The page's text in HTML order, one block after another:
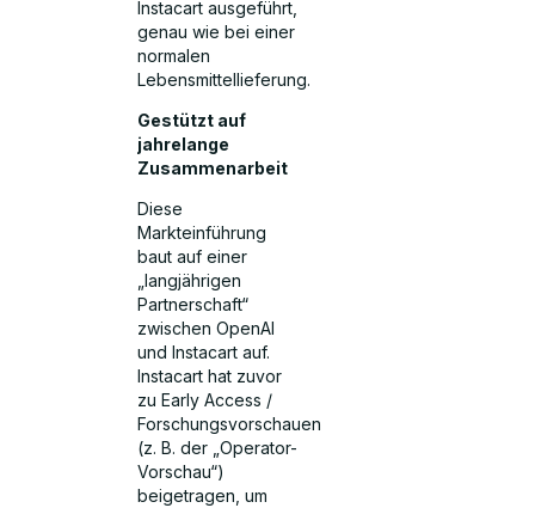
Instacart ausgeführt,
genau wie bei einer
normalen
Lebensmittellieferung.
Gestützt auf
jahrelange
Zusammenarbeit
Diese
Markteinführung
baut auf einer
„langjährigen
Partnerschaft“
zwischen OpenAI
und Instacart auf.
Instacart hat zuvor
zu Early Access /
Forschungsvorschauen
(z. B. der „Operator-
Vorschau“)
beigetragen, um